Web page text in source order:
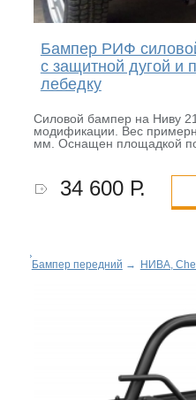
Бампер РИФ
с защитной дугой и
лебедку
Силовой бампер на Ниву
модификации. Вес
мм. Оснащен площадкой
34 600 Р.
Бампер передний → НИВА,